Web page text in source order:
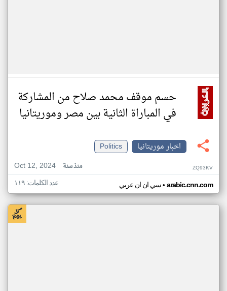
حسم موقف محمد صلاح من المشاركة
في المباراة الثانية بين مصر وموريتانيا
اخبار موريتانيا
Politics
Oct 12, 2024
منذ سنة ZQ93KV
سي ان ان عربي• arabic.cnn.com عدد الكلمات: ١١٩